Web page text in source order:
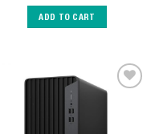
ADD TO CART